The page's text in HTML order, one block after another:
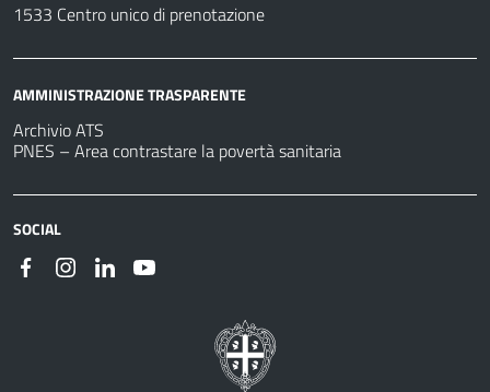
1533 Centro unico di prenotazione
AMMINISTRAZIONE TRASPARENTE
Archivio ATS
PNES – Area contrastare la povertà sanitaria
SOCIAL